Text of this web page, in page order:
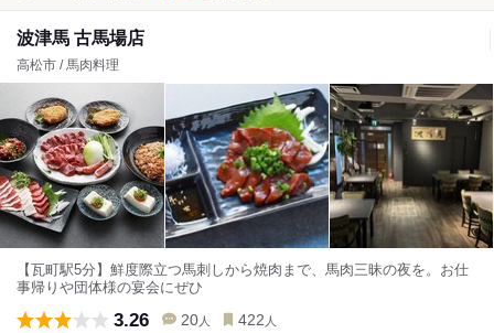
波津馬 古馬場店
高松市 / 馬肉料理
【瓦町駅5分】鮮度際立つ馬刺しから焼肉まで、馬肉三昧の夜を。お仕
事帰りや団体様の宴会にぜひ
3.26 20 人 422 人